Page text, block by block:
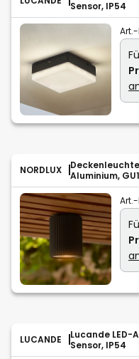
Sensor, IP54
Art.-
NORDLUX
Aluminium,
Art.-
LUCANDE
Lucande LED-
Sensor, IP54